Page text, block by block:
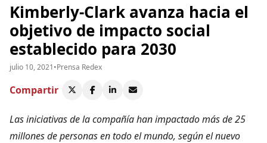
Kimberly-Clark avanza hacia el
objetivo de impacto social
establecido para 2030
julio 10, 2021•Prensa Redex
Compartir
Las iniciativas de la compañía han impactado más de 25
millones de personas en todo el mundo, según el nuevo